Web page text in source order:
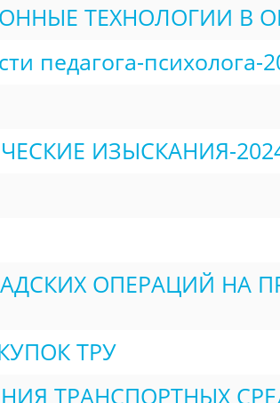
ТЕХНОЛОГИИ В
педагога-психолога-
ИЗЫСКАНИЯ-
ОПЕРАЦИЙ НА
ТРУ
ТРАНСПОРТНЫХ